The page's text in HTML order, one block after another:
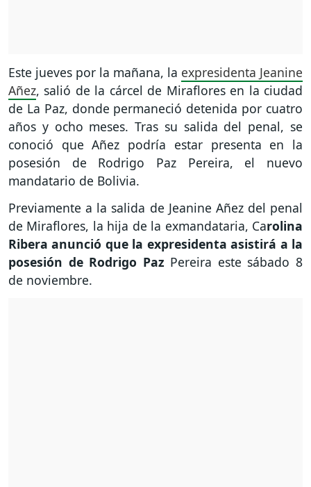
Este jueves por la mañana, la expresidenta Jeanine
Añez, salió de la cárcel de Miraflores en la ciudad
de La Paz, donde permaneció detenida por cuatro
años y ocho meses. Tras su salida del penal, se
conoció que Añez podría estar presenta en la
posesión de Rodrigo Paz Pereira, el nuevo
mandatario de Bolivia.
Previamente a la salida de Jeanine Añez del penal
de Miraflores, la hija de la exmandataria, Carolina
Ribera anunció que la expresidenta asistirá a la
posesión de Rodrigo Paz Pereira este sábado 8
de noviembre.